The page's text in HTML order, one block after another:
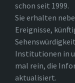
schon seit 1999.
Sie erhalten
Ereignisse,
Institutionen in
mal rein, die
aktualisiert.